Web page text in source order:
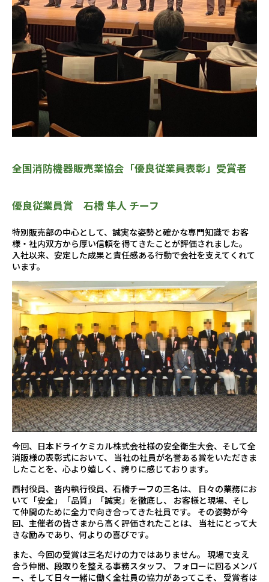
全国消防機器販売業協会「優良従業員表彰」受賞者
優良従業員賞 石橋 隼人 チーフ
特別販売部の中心として、誠実な姿勢と確かな専門知識で お客
様・社内双方から厚い信頼を得てきたことが評価されました。
入社以来、安定した成果と責任感ある行動で会社を支えてくれて
います。
今回、日本ドライケミカル株式会社様の安全衛生大会、そして全
消販様の表彰式において、 当社の社員が名誉ある賞をいただきま
したことを、心より嬉しく、誇りに感じております。
西村役員、沓内執行役員、石橋チーフの三名は、 日々の業務にお
いて「安全」「品質」「誠実」を徹底し、 お客様と現場、そし
て仲間のために全力で向き合ってきた社員です。 その姿勢が今
回、主催者の皆さまから高く評価されたことは、 当社にとって大
きな励みであり、何よりの喜びです。
また、今回の受賞は三名だけの力ではありません。 現場で支え
合う仲間、段取りを整える事務スタッフ、 フォローに回るメンバ
ー、そして日々一緒に働く全社員の協力があってこそ、 受賞者は